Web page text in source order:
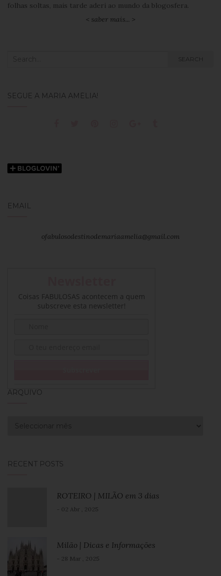
folhas soltas, mais tarde aderi ao mundo da blogosfera.
< saber mais... >
SEARCH
SEGUE A MARIA AMÉLIA!
EMAIL
ofabulosodestinodemariaamelia@gmail.com
Coisas FABULOSAS acontecem a quem
subscreve esta newsletter!
ARQUIVO
RECENT POSTS
ROTEIRO | MILÃO em 3 dias
- 02 Abr , 2025
Milão | Dicas e Informações
- 28 Mar , 2025